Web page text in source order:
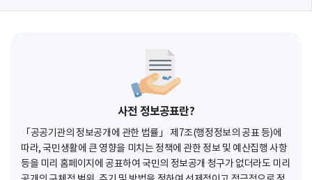
사전 정보공표란?
「공공기관의 정보공개에 관한 법률」 제7조(행정정보의 공표 등)에
따라, 국민생활에 큰 영향을 미치는 정책에 관한 정보 및 예산집행 사항
등을 미리 홈페이지에 공표하여 국민의 정보공개 청구가 없더라도 미리